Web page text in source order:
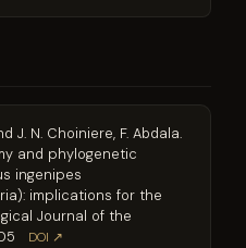
J. N. Choiniere, F. Abdala.
and phylogenetic
ingenipes
implications for the
Journal of the
DOI ↗